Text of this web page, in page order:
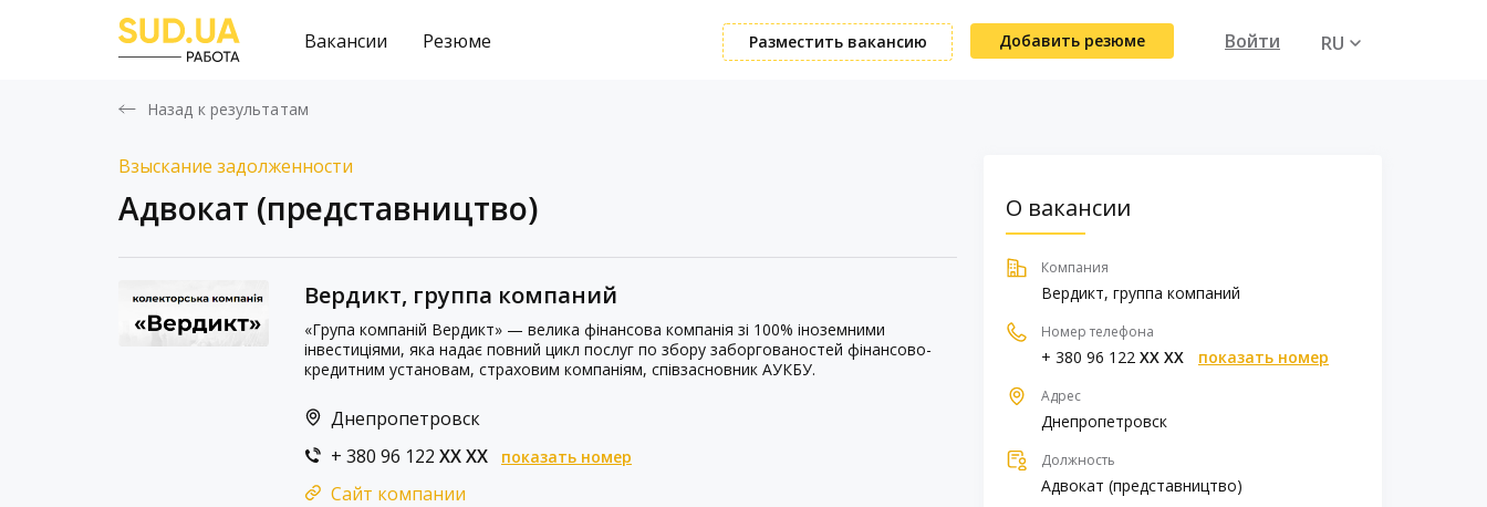
Вакансии Резюме Разместить вакансию Добавить резюме Войти
RU
Назад к результатам
Взыскание задолженности
Адвокат (представництво)
Вердикт, группа компаний
«Група компаній Вердикт» — велика фінансова компанія зі 100% іноземними
інвестиціями, яка надає повний цикл послуг по збору заборгованостей фінансово-
кредитним установам, страховим компаніям, співзасновник АУКБУ.
Днепропетровск
+ 380 96 122 XX XX показать номер
Сайт компании
О вакансии
Компания
Вердикт, группа компаний
Номер телефона
+ 380 96 122 XX XX показать номер
Адрес
Днепропетровск
Должность
Адвокат (представництво)